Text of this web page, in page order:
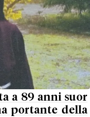
a 89 anni suor
portante della